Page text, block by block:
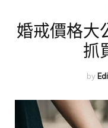
婚戒價格大
抓
by